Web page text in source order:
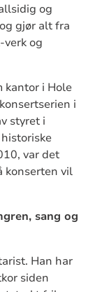
og
gjør alt fra
og
kantor i Hole
i
styret i
var det
konserten vil
sang og
Han har
siden